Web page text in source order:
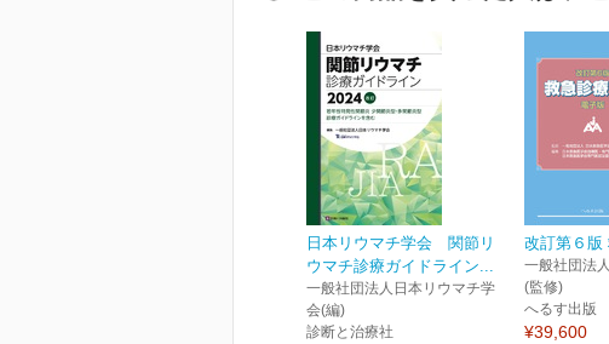
日本リウマチ学会 関節リ
ウマチ診療ガイドライン...
一般社団法人日本リウマチ学
会(編)
診断と治療社
改訂第６版
一般社団法
(監修)
へるす出版
¥39,600